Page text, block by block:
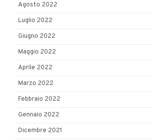
Agosto 2022
Luglio 2022
Giugno 2022
Maggio 2022
Aprile 2022
Marzo 2022
Febbraio 2022
Gennaio 2022
Dicembre 2021